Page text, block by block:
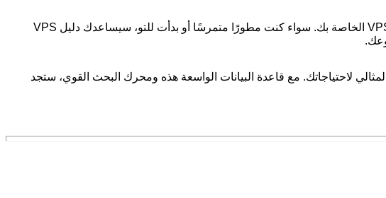
تم تصميم VPS Price Tracker ليكون نقطة المرجع لجميع احتياجات VPS الخاصة بك. سواء كنت مطورًا متمرسًا أو بدأت للتو، سيساعدك دليل VPS
تعود على نفسك مع نموذج البحث في الشريط الجانبي واكتشف VPS المثالي لاحتياجاتك. مع قاعدة البيانات الواسعة هذه ومحرك البحث القوي، ستجد